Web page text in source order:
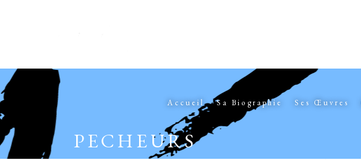
Accueil Sa Biographie Ses Œuvres
PECHEURS